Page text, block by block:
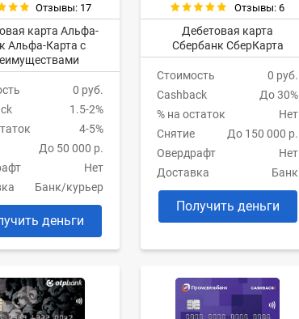
Отзывы: 17
карта Альфа-
Альфа-Карта с
0 руб.
1.5-2%
4-5%
До 50 000 р.
Нет
Банк/курьер
деньги
Отзывы: 6
Дебетовая карта
Сбербанк СберКарта
Стоимость
0 руб.
Cashback
До 30%
% на остаток
Нет
Снятие
До 150 000 р.
Овердрафт
Нет
Доставка
Банк
Получить деньги